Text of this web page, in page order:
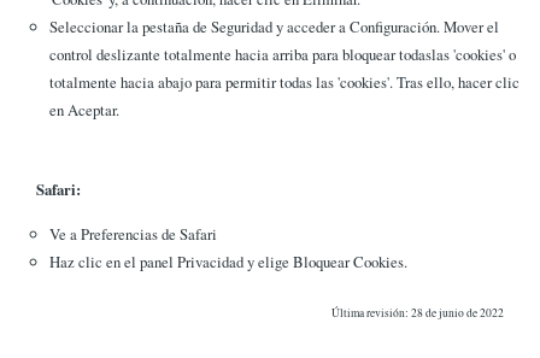
Seleccionar la pestaña de Seguridad y acceder a Configuración. Mover el
control deslizante totalmente hacia arriba para bloquear todaslas 'cookies' o
totalmente hacia abajo para permitir todas las 'cookies'. Tras ello, hacer clic
en Aceptar.
Safari:
Ve a Preferencias de Safari
Haz clic en el panel Privacidad y elige Bloquear Cookies.
Última revisión: 28 de junio de 2022